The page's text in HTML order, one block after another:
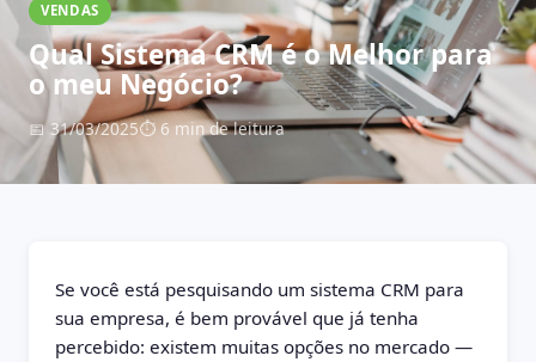
VENDAS
Qual Sistema CRM é o Melhor para
o meu Negócio?
📅 31/03/2025⏱ 6 min de leitura
Se você está pesquisando um sistema CRM para
sua empresa, é bem provável que já tenha
percebido: existem muitas opções no mercado —